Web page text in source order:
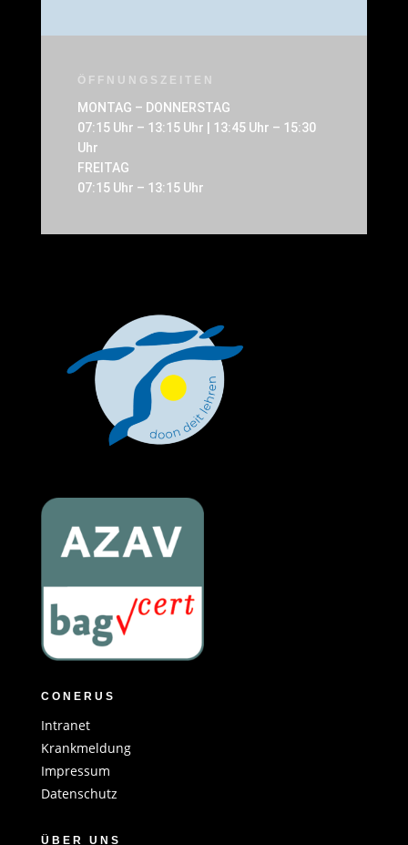
ÖFFNUNGSZEITEN
MONTAG – DONNERSTAG
07:15 Uhr – 13:15 Uhr | 13:45 Uhr – 15:30
Uhr
FREITAG
07:15 Uhr – 13:15 Uhr
CONERUS
Intranet
Krankmeldung
Impressum
Datenschutz
ÜBER UNS